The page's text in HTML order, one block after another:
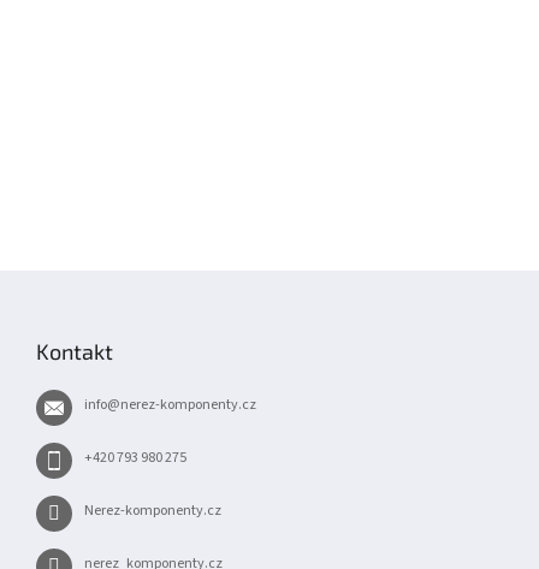
Kontakt
info@nerez-komponenty.cz
+420 793 980 275
Nerez-komponenty.cz
nerez_komponenty.cz